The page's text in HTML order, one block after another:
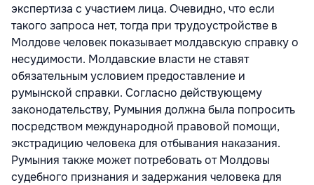
экспертиза с участием лица. Очевидно, что если
такого запроса нет, тогда при трудоустройстве в
Молдове человек показывает молдавскую справку о
несудимости. Молдавские власти не ставят
обязательным условием предоставление и
румынской справки. Согласно действующему
законодательству, Румыния должна была попросить
посредством международной правовой помощи,
экстрадицию человека для отбывания наказания.
Румыния также может потребовать от Молдовы
судебного признания и задержания человека для